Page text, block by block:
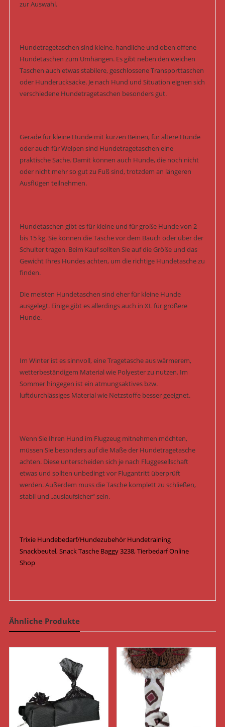
zur Auswahl.
Hundetragetaschen sind kleine, handliche und oben offene
Hundetaschen zum Umhängen. Es gibt neben den weichen
Taschen auch etwas stabilere, geschlossene Transporttaschen
oder Hunderucksäcke. Je nach Hund und Situation eignen sich
verschiedene Hundetragetaschen besonders gut.
Gerade für kleine Hunde mit kurzen Beinen, für ältere Hunde
oder auch für Welpen sind Hundetragetaschen eine
praktische Sache. Damit können auch Hunde, die noch nicht
oder nicht mehr so gut zu Fuß sind, trotzdem an längeren
Ausflügen teilnehmen.
Hundetaschen gibt es für kleine und für große Hunde von 2
bis 15 kg. Sie können die Tasche vor dem Bauch oder über der
Schulter tragen. Beim Kauf sollten Sie auf die Größe und das
Gewicht Ihres Hundes achten, um die richtige Hundetasche zu
finden.
Die meisten Hundetaschen sind eher für kleine Hunde
ausgelegt. Einige gibt es allerdings auch in XL für größere
Hunde.
Im Winter ist es sinnvoll, eine Tragetasche aus wärmerem,
wetterbeständigem Material wie Polyester zu nutzen. Im
Sommer hingegen ist ein atmungsaktives bzw.
luftdurchlässiges Material wie Netzstoffe besser geeignet.
Wenn Sie Ihren Hund im Flugzeug mitnehmen möchten,
müssen Sie besonders auf die Maße der Hundetragetasche
achten. Diese unterscheiden sich je nach Fluggesellschaft
etwas und sollten unbedingt vor Flugantritt überprüft
werden. Außerdem muss die Tasche komplett zu schließen,
stabil und „auslaufsicher“ sein.
Trixie Hundebedarf/Hundezubehör Hundetraining
Snackbeutel, Snack Tasche Baggy 3238, Tierbedarf Online
Shop
Ähnliche Produkte